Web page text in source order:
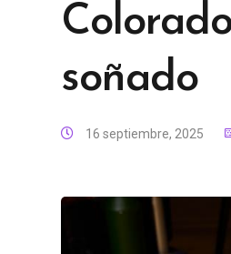
soñado
16 septiembre, 2025